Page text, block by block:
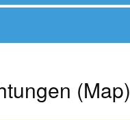
(Map)